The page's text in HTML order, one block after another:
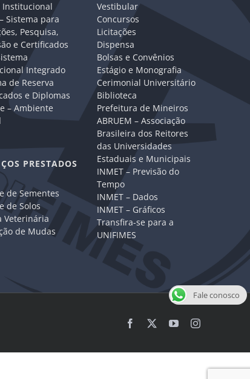
Institucional
Sistema para
Pesquisa,
e Certificados
Integrado
de Reserva
e Diplomas
– Ambiente
PRESTADOS
de Sementes
de Solos
Veterinária
de Mudas
Vestibular
Concursos
Licitações
Dispensa
Bolsas e Convênios
Estágio e Monografia
Cerimonial Universitário
Biblioteca
Prefeitura de Mineiros
ABRUEM – Associação
Brasileira dos Reitores
das Universidades
Estaduais e Municipais
INMET – Previsão do
Tempo
INMET – Dados
INMET – Gráficos
Transfira-se para a
UNIFIMES
Facebook YouTubeInstagram
Fale conosco